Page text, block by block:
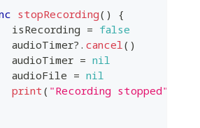
stopRecording( )
{
isRecording
= false
audioTimer
? . cancel ( )
audioTimer
= nil
audioFile
= nil
print ( "Recording stopped"